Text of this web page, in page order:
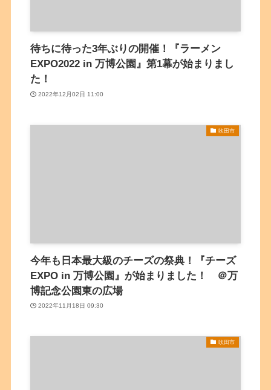
待ちに待った3年ぶりの開催！『ラーメン
EXPO2022 in 万博公園』第1幕が始まりまし
た！
2022年12月02日 11:00
吹田市
今年も日本最大級のチーズの祭典！『チーズ
EXPO in 万博公園』が始まりました！ ＠万
博記念公園東の広場
2022年11月18日 09:30
吹田市